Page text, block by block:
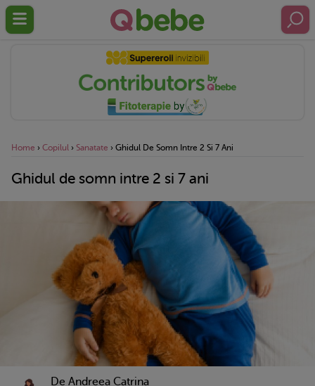
Home › Copilul › Sanatate › Ghidul De Somn Intre 2 Si 7 Ani
Ghidul de somn intre 2 si 7 ani
De Andreea Catrina